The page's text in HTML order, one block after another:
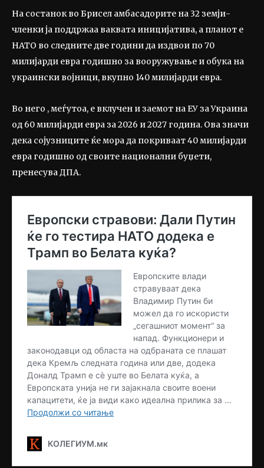
На состанок во Брисел амбасадорите на 32 земји-
членки ја поддржаа ваквата иницијатива, а планот е
НАТО во следните две години да издвои по 70
милијарди евра годишно за вооружување и обука на
украински војници, вкупно 140 милијарди евра.
Во него , меѓутоа, е вклучен и заемот на ЕУ за Украина
од 60 милијарди евра за 2026 и 2027 година. Ова значи
дека сојузниците ќе мора да покриваат 40 милијарди
евра годишно од своите национални буџети,
пренесува ДПА.